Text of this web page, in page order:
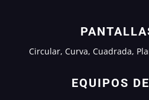
Circular, Curva, Cuadrada,
EQUIPOS